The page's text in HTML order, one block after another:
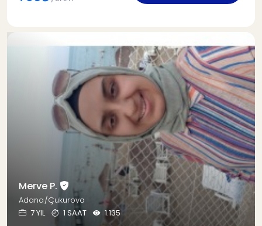
Merve P.
Adana/Çukurova
7 YIL
1 SAAT 1.135